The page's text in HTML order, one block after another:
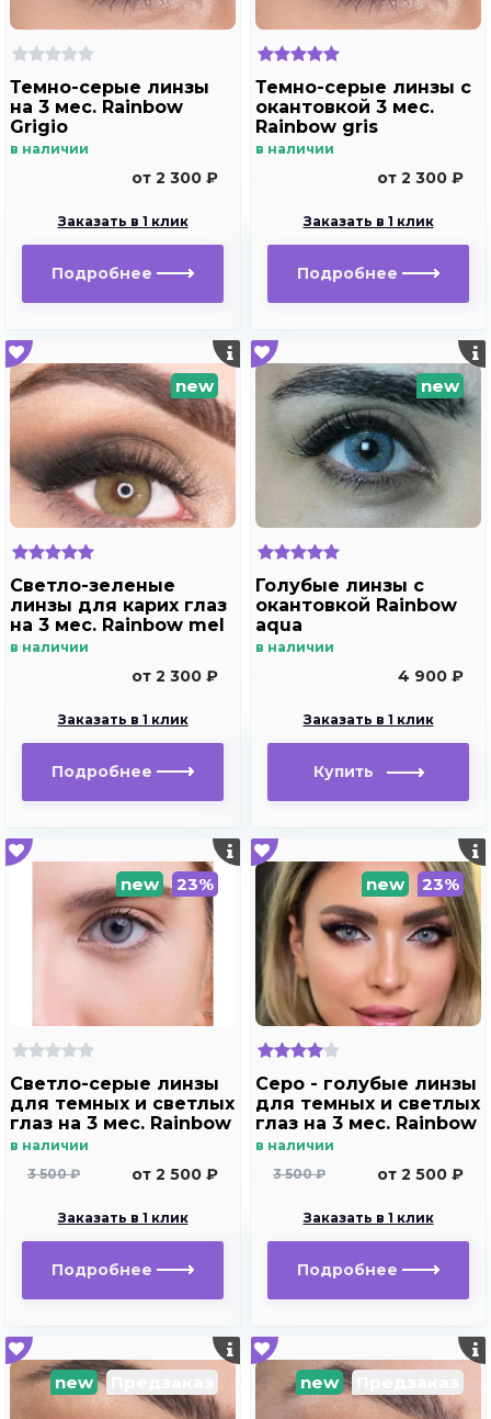
Темно-серые линзы
на 3 мес. Rainbow
Grigio
в наличии
от 2 300 ₽
Заказать в 1 клик
Подробнее
Темно-серые линзы с
окантовкой 3 мес.
Rainbow gris
в наличии
от 2 300 ₽
Заказать в 1 клик
Подробнее
new
Светло-зеленые
линзы для карих глаз
на 3 мес. Rainbow mel
в наличии
от 2 300 ₽
Заказать в 1 клик
Подробнее
new
Голубые линзы с
окантовкой Rainbow
aqua
в наличии
4 900 ₽
Заказать в 1 клик
new 23%
Светло-серые линзы
для темных и светлых
глаз на 3 мес. Rainbow
Marine Ring gray с
в наличии
3 500 ₽
от 2 500 ₽
Заказать в 1 клик
Подробнее
new 23%
Серо - голубые линзы
для темных и светлых
глаз на 3 мес. Rainbow
Marine Ring Blue с
в наличии
3 500 ₽
от 2 500 ₽
Заказать в 1 клик
Подробнее
new new